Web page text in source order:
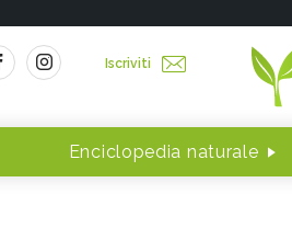
Iscriviti
Enciclopedia naturale